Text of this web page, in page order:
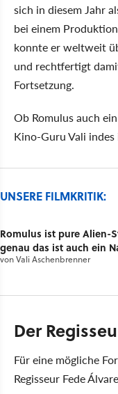
sich in diesem Jahr
bei einem
konnte er weltweit
und rechtfertigt
Fortsetzung.
Ob Romulus auch
Kino-Guru Vali
UNSERE FILMKRITIK:
Romulus ist pure Alien-
genau das ist auch ein
vonVali Aschenbrenner
Der
Für eine mögliche
Regisseur Fede